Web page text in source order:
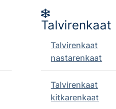
Talvirenkaat
Talvirenkaat
nastarenkaat
Talvirenkaat
kitkarenkaat